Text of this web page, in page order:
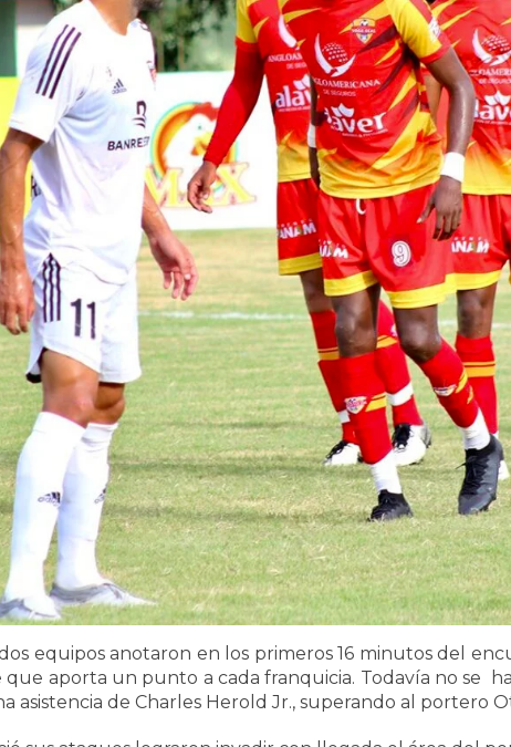
equipos anotaron en los primeros 16 minutos del
aporta un punto a cada franquicia. Todavía no se
asistencia de Charles Herold Jr., superando al portero